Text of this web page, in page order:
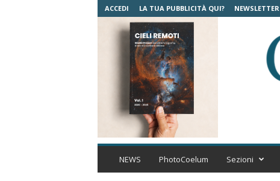
ACCEDI LA TUA PUBBLICITÀ QUI? NEWSLETTER
C
NEWS PhotoCoelum Sezioni